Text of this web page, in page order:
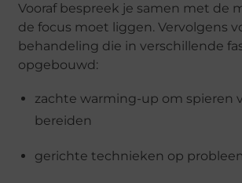
Vooraf bespreek je samen met de
de focus moet liggen. Vervolgens
behandeling die in verschillende
opgebouwd:
zachte warming-up om spieren
bereiden
gerichte technieken op